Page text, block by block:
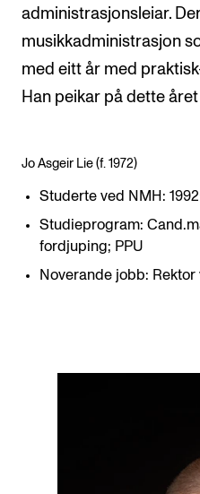
administrasjonsleiar.
musikkadministrasjon
med eitt år med
Han peikar på dette
Jo Asgeir Lie (f. 1972)
Studerte ved NMH:
Studieprogram:
fordjuping; PPU
Noverande jobb: